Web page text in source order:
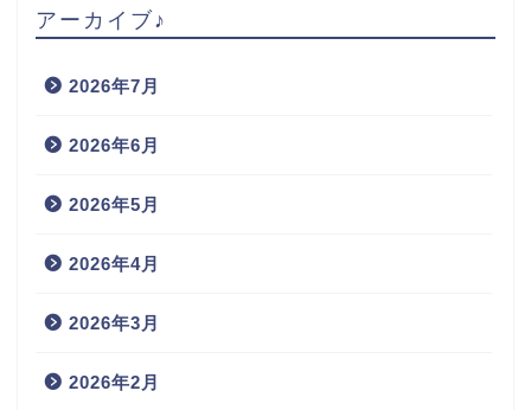
アーカイブ♪
2026年7月
2026年6月
2026年5月
2026年4月
2026年3月
2026年2月